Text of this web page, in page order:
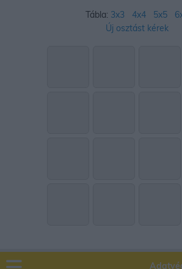
Tábla: 3x3 4x4 5x5
Új osztást kérek